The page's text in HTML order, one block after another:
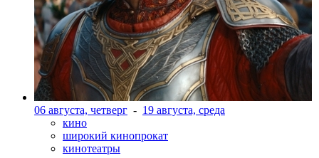
06 августа, четверг - 19 августа, среда
кино
широкий кинопрокат
кинотеатры